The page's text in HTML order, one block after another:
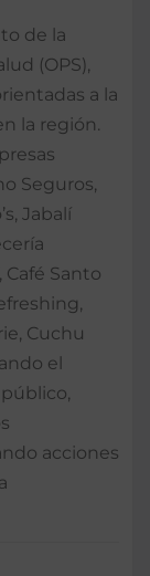
de la
(OPS),
a la
la región.
Seguros,
Jabalí
Café Santo
Cuchu
el
acciones